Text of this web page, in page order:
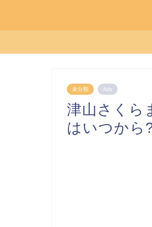
未分類 Ads
津山さくら
はいつから